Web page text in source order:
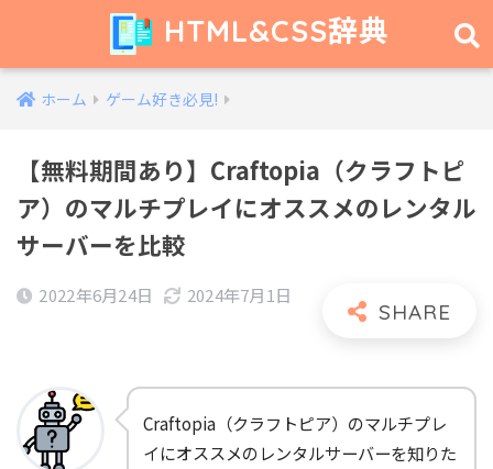
HTML&CSS辞典
ホーム ゲーム好き必見!
【無料期間あり】Craftopia（クラフトピ
ア）のマルチプレイにオススメのレンタル
サーバーを比較
2022年6月24日 2024年7月1日
Craftopia（クラフトピア）のマルチプレ
イにオススメのレンタルサーバーを知りた